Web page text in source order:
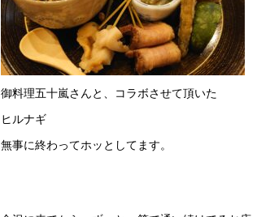
御料理五十嵐さんと、コラボさせて頂いた
ヒルナギ
無事に終わってホッとしてます。